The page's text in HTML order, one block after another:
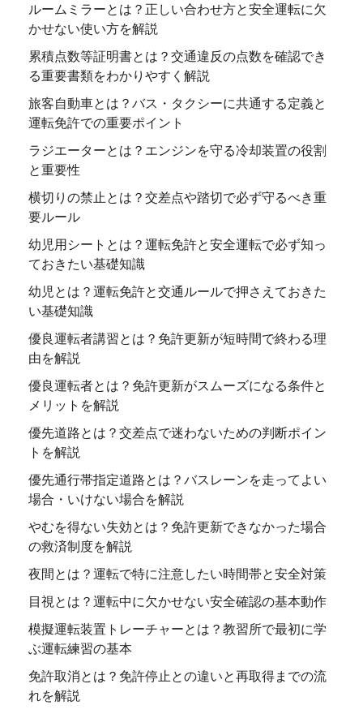
ルームミラーとは？正しい合わせ方と安全運転に欠
かせない使い方を解説
累積点数等証明書とは？交通違反の点数を確認でき
る重要書類をわかりやすく解説
旅客自動車とは？バス・タクシーに共通する定義と
運転免許での重要ポイント
ラジエーターとは？エンジンを守る冷却装置の役割
と重要性
横切りの禁止とは？交差点や踏切で必ず守るべき重
要ルール
幼児用シートとは？運転免許と安全運転で必ず知っ
ておきたい基礎知識
幼児とは？運転免許と交通ルールで押さえておきた
い基礎知識
優良運転者講習とは？免許更新が短時間で終わる理
由を解説
優良運転者とは？免許更新がスムーズになる条件と
メリットを解説
優先道路とは？交差点で迷わないための判断ポイン
トを解説
優先通行帯指定道路とは？バスレーンを走ってよい
場合・いけない場合を解説
やむを得ない失効とは？免許更新できなかった場合
の救済制度を解説
夜間とは？運転で特に注意したい時間帯と安全対策
目視とは？運転中に欠かせない安全確認の基本動作
模擬運転装置トレーチャーとは？教習所で最初に学
ぶ運転練習の基本
免許取消とは？免許停止との違いと再取得までの流
れを解説